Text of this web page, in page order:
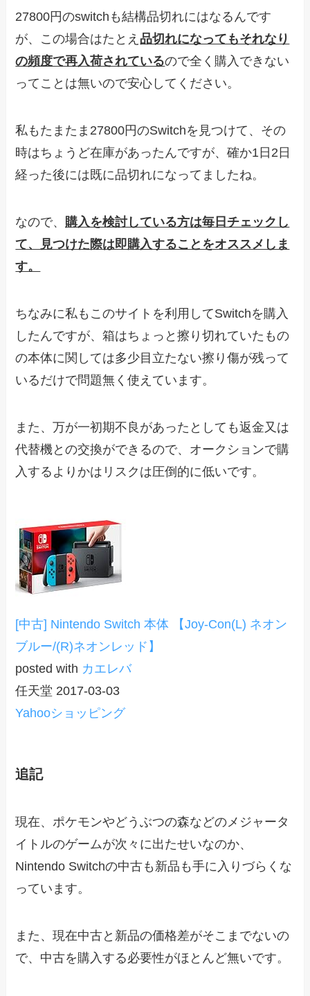
27800円のswitchも結構品切れにはなるんです
が、この場合はたとえ 品切れになってもそれなり
の頻度で再入荷されているので全く購入できない
ってことは無いので安心してください。
私もたまたま27800円のSwitchを見つけて、その
時はちょうど在庫があったんですが、確か1日2日
経った後には既に品切れになってましたね。
なので、 購入を検討している方は毎日チェックし
て、見つけた際は即購入することをオススメしま
す。
ちなみに私もこのサイトを利用してSwitchを購入
したんですが、箱はちょっと擦り切れていたもの
の本体に関しては多少目立たない擦り傷が残って
いるだけで問題無く使えています。
また、万が一初期不良があったとしても返金又は
代替機との交換ができるので、オークションで購
入するよりかはリスクは圧倒的に低いです。
[中古] Nintendo Switch 本体 【Joy-Con(L) ネオン
ブルー/(R)ネオンレッド】
posted with カエレバ
任天堂 2017-03-03
Yahooショッピング
追記
現在、ポケモンやどうぶつの森などのメジャータ
イトルのゲームが次々に出たせいなのか、
Nintendo Switchの中古も新品も手に入りづらくな
っています。
また、現在中古と新品の価格差がそこまでないの
で、中古を購入する必要性がほとんど無いです。